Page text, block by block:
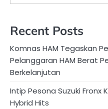
Recent Posts
Komnas HAM Tegaskan
Pelanggaran HAM Berat
Berkelanjutan
Intip Pesona Suzuki Fronx
Hybrid Hits